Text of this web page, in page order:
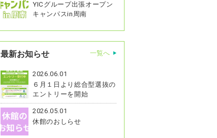
YICグループ出張オープン
キャンパスin周南
最新お知らせ 一覧へ
2026.06.01
６月１日より総合型選抜の
エントリーを開始
2026.05.01
休館のおしらせ